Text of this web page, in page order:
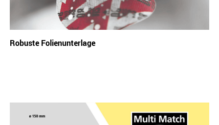
Robuste Folienunterlage